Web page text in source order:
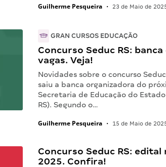
Guilherme Pesqueira • 23 de Maio de
GRAN CURSOS EDUCAÇÃO
Concurso Seduc RS:
vagas. Veja!
Novidades sobre o concurso
saiu a banca organizadora do
Secretaria de Educação do
RS). Segundo o…
Guilherme Pesqueira • 15 de Maio de
Concurso Seduc RS:
2025. Confira!